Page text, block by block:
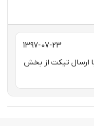
1397-07-23
دوتا 2 را باید با ارسال تیکت از بخش